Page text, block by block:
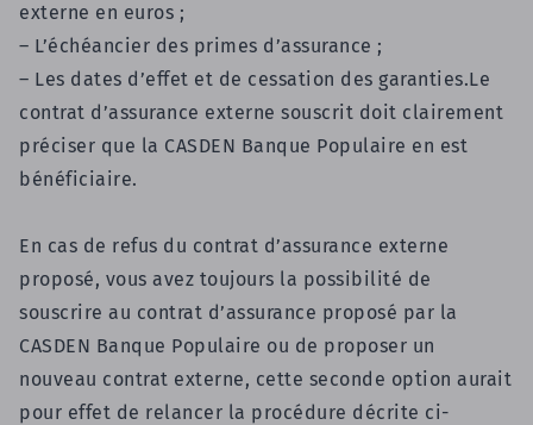
externe en euros ;
– L’échéancier des primes d’assurance ;
– Les dates d’effet et de cessation des garanties.Le
contrat d’assurance externe souscrit doit clairement
préciser que la CASDEN Banque Populaire en est
bénéficiaire.
En cas de refus du contrat d’assurance externe
proposé, vous avez toujours la possibilité de
souscrire au contrat d’assurance proposé par la
CASDEN Banque Populaire ou de proposer un
nouveau contrat externe, cette seconde option aurait
pour effet de relancer la procédure décrite ci-